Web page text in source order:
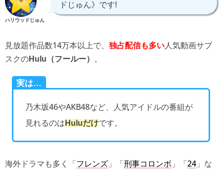
ハリウッドじゅん
ドじゅん》です!
見放題作品数14万本以上で、 独占配信も多い人気動画サブ
スクのHulu（フールー） 。
実は…
乃木坂46やAKB48など、人気アイドルの番組が
見れるのは Huluだけです。
海外ドラマも多く「フレンズ 」「刑事コロンボ 」「24 」な